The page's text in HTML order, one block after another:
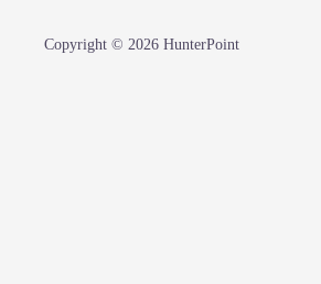
Copyright © 2026 HunterPoint